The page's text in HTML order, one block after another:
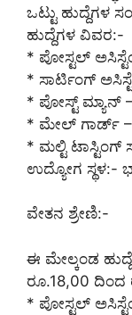
ಒಟ್ಟು ಹುದ್ದೆಗಳ
ಹುದ್ದೆಗಳ ವಿವರ:-
* ಪೋಸ್ಟಲ್
* ಸಾರ್ಟಿಂಗ್
* ಪೋಸ್ಟ್ ಮ್ಯಾನ್
* ಮೇಲ್ ಗಾರ್ಡ್
* ಮಲ್ಟಿ ಟಾಸ್ಟಿಂಗ್
ಉದ್ಯೋಗ ಸ್ಥಳ:-
ವೇತನ ಶ್ರೇಣಿ:-
ಈ ಮೇಲ್ಕಂಡ
ರೂ.18,00 ದಿಂದ
* ಪೋಸ್ಟಲ್